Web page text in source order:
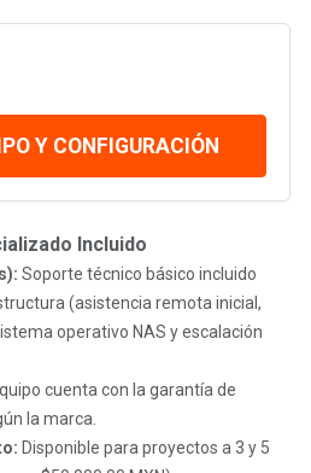
Y CONFIGURACIÓN
Incluido
Soporte técnico básico incluido
(asistencia remota inicial,
operativo NAS y escalación
cuenta con la garantía de
la marca.
Disponible para proyectos a 3 y 5